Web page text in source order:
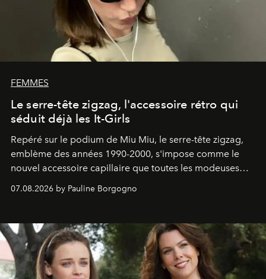
FEMMES
Le serre-tête zigzag, l'accessoire rétro qui
séduit déjà les It-Girls
Repéré sur le podium de Miu Miu, le serre-tête zigzag,
emblème des années 1990-2000, s'impose comme le
nouvel accessoire capillaire que toutes les modeuses
s'arrachent déjà.
07.08.2026 by Pauline Borgogno